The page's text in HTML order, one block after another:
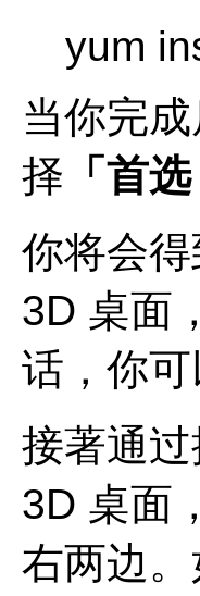
yum
当你完
择 「首选
你将会
3D 桌面
话，你
接著通过
3D 桌面
右两边